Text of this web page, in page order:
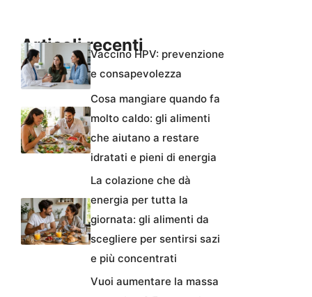
Articoli recentiVaccino HPV: prevenzione
e consapevolezza
Cosa mangiare quando fa
molto caldo: gli alimenti
che aiutano a restare
idratati e pieni di energia
La colazione che dà
energia per tutta la
giornata: gli alimenti da
scegliere per sentirsi sazi
e più concentrati
Vuoi aumentare la massa